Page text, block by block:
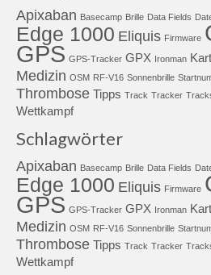
Apixaban Basecamp Brille Data Fields
Edge 1000 Eliquis Firmware
GPS GPS-Tracker GPX Ironman
Medizin OSM RF-V16 Sonnenbrille
Thrombose Tipps Track Tracker
Wettkampf
Schlagwörter
Apixaban Basecamp Brille Data Fields
Edge 1000 Eliquis Firmware
GPS GPS-Tracker GPX Ironman
Medizin OSM RF-V16 Sonnenbrille
Thrombose Tipps Track Tracker
Wettkampf